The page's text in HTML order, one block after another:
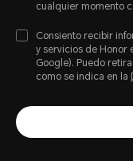
cualquier momento
Consiento recibir
y servicios de Honor
Google). Puedo
como se indica en la